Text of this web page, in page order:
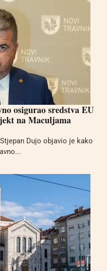
osigurao sredstva EU
na Maculjama
Dujo objavio je kako